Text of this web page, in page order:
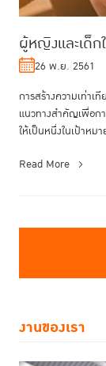
ผู้หญิงและเด็ก
26 พ.ย. 2561
การสร้างความเท่าเ
แนวทางสำคัญเพื่อก
ให้เป็นหนึ่งในเป้าห
Read More
งานของเรา